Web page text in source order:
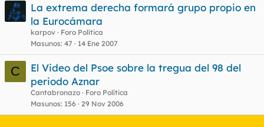
La extrema derecha formará grupo propio en
la Eurocámara
karpov
Foro Política
Masunos 47 14 Ene 2007
C
El Video del Psoe sobre la tregua del 98 del
periodo Aznar
Cantabronazo
Foro Política
Masunos 156 29 Nov 2006